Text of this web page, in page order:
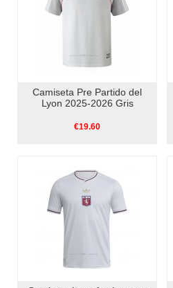
Camiseta Pre Partido del
Lyon 2025-2026 Gris
€19.60